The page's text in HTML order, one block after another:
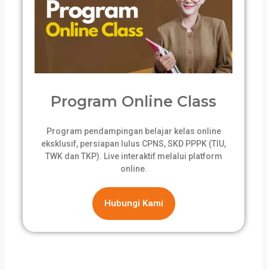
Program Online Class
Program pendampingan belajar kelas online
eksklusif, persiapan lulus CPNS, SKD PPPK (TIU,
TWK dan TKP). Live interaktif melalui platform
online.
Hubungi Kami